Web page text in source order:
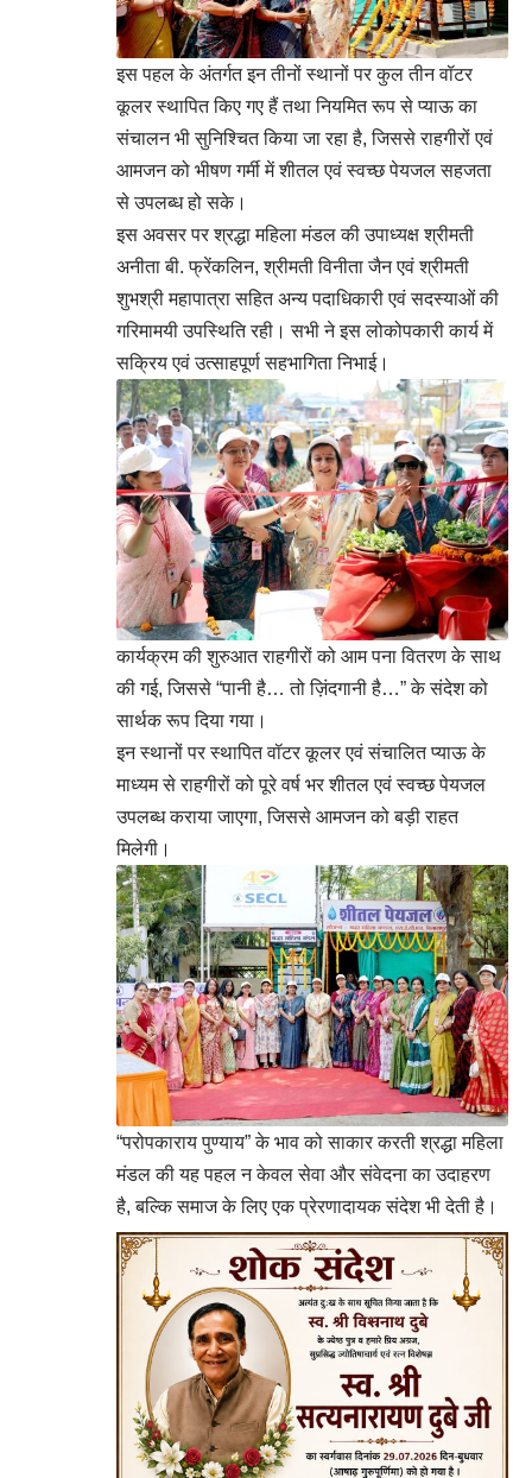
इस पहल के अंतर्गत इन तीनों स्थानों पर कुल तीन वॉटर
कूलर स्थापित किए गए हैं तथा नियमित रूप से प्याऊ का
संचालन भी सुनिश्चित किया जा रहा है, जिससे राहगीरों एवं
आमजन को भीषण गर्मी में शीतल एवं स्वच्छ पेयजल सहजता
से उपलब्ध हो सके।
इस अवसर पर श्रद्धा महिला मंडल की उपाध्यक्ष श्रीमती
अनीता बी. फ्रेंकलिन, श्रीमती विनीता जैन एवं श्रीमती
शुभश्री महापात्रा सहित अन्य पदाधिकारी एवं सदस्याओं की
गरिमामयी उपस्थिति रही। सभी ने इस लोकोपकारी कार्य में
सक्रिय एवं उत्साहपूर्ण सहभागिता निभाई।
कार्यक्रम की शुरुआत राहगीरों को आम पना वितरण के साथ
की गई, जिससे “पानी है… तो ज़िंदगानी है…” के संदेश को
सार्थक रूप दिया गया।
इन स्थानों पर स्थापित वॉटर कूलर एवं संचालित प्याऊ के
माध्यम से राहगीरों को पूरे वर्ष भर शीतल एवं स्वच्छ पेयजल
उपलब्ध कराया जाएगा, जिससे आमजन को बड़ी राहत
मिलेगी।
“परोपकाराय पुण्याय” के भाव को साकार करती श्रद्धा महिला
मंडल की यह पहल न केवल सेवा और संवेदना का उदाहरण
है, बल्कि समाज के लिए एक प्रेरणादायक संदेश भी देती है।